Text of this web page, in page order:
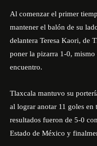
Al comenzar el primer
mantener el balón de su
delantera Teresa Kaori, de
poner la pizarra 1-0,
encuentro.
Tlaxcala mantuvo su
al lograr anotar 11 goles en
resultados fueron de 5-0
Estado de México y